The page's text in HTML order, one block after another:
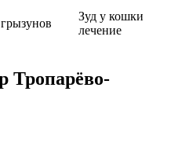
Зуд у кошки
лечение
Тропарёво-